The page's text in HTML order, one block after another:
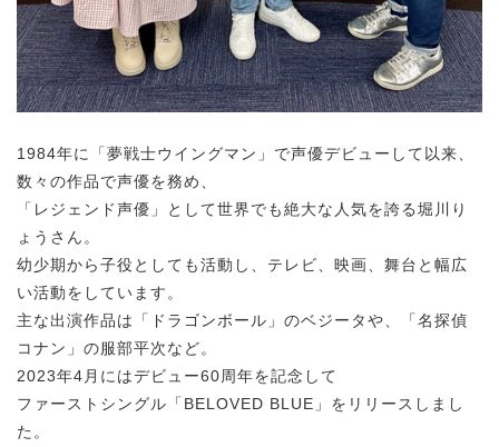
1984年に「夢戦士ウイングマン」で声優デビューして以来、
数々の作品で声優を務め、
「レジェンド声優」として世界でも絶大な人気を誇る堀川り
ょうさん。
幼少期から子役としても活動し、テレビ、映画、舞台と幅広
い活動をしています。
主な出演作品は「ドラゴンボール」のベジータや、「名探偵
コナン」の服部平次など。
2023年4月にはデビュー60周年を記念して
ファーストシングル「BELOVED BLUE」をリリースしまし
た。